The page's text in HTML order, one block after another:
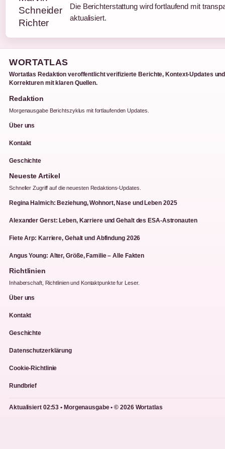
Die Berichterstattung wird fortlaufend mit
aktualisiert.
WORTATLAS
Wortatlas Redaktion veroffentlicht verifizierte Berichte, Kontext-Updates und
Korrekturen mit klaren Quellen.
Redaktion
Morgenausgabe Berichtszyklus mit fortlaufenden Updates.
Über uns
Kontakt
Geschichte
Neueste Artikel
Schneller Zugriff auf die neuesten Redaktions-Updates.
Regina Halmich: Beziehung, Wohnort, Nase und Leben 2025
Alexander Gerst: Leben, Karriere und Gehalt des ESA-Astronauten
Fiete Arp: Karriere, Gehalt und Abfindung 2026
Angus Young: Alter, Größe, Familie – Alle Fakten
Richtlinien
Inhaberschaft, Richtlinien und Kontaktpunkte fur Leser.
Über uns
Kontakt
Geschichte
Datenschutzerklärung
Cookie-Richtlinie
Rundbrief
Aktualisiert 02:53 • Morgenausgabe • © 2026 Wortatlas